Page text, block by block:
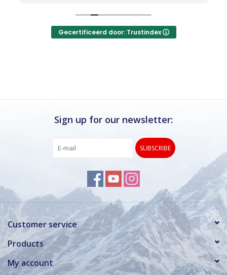
gevonden, waar met een paar kleine
aanpassing het perfecte model van werd
gemaakt.Gecertificeerd door: Trustindex
Sign up for our newsletter:
SUBSCRIBE
Customer service
Products
My account